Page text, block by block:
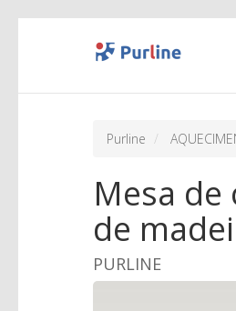
Purline
Mesa
de
PURLINE